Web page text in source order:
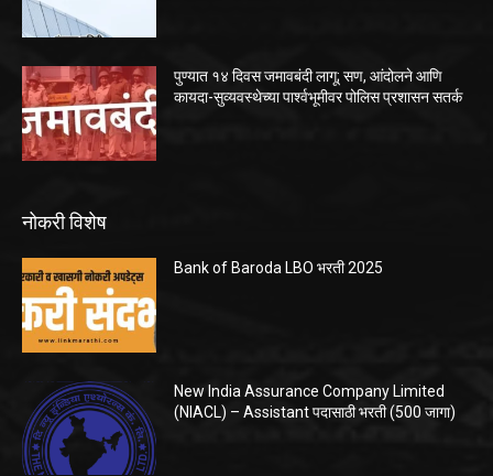
पुण्यात १४ दिवस जमावबंदी लागू; सण, आंदोलने आणि
कायदा-सुव्यवस्थेच्या पार्श्वभूमीवर पोलिस प्रशासन सतर्क
नोकरी विशेष
Bank of Baroda LBO भरती 2025
New India Assurance Company Limited
(NIACL) – Assistant पदासाठी भरती (500 जागा)